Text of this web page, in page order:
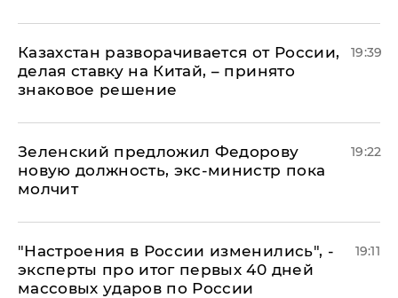
Казахстан разворачивается от России,
делая ставку на Китай, – принято
знаковое решение
19:39
Зеленский предложил Федорову
новую должность, экс-министр пока
молчит
19:22
"Настроения в России изменились", -
эксперты про итог первых 40 дней
массовых ударов по России
19:11